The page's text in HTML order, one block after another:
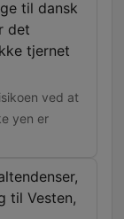
til dansk
det
tjernet
ved at
yen er
til Vesten,